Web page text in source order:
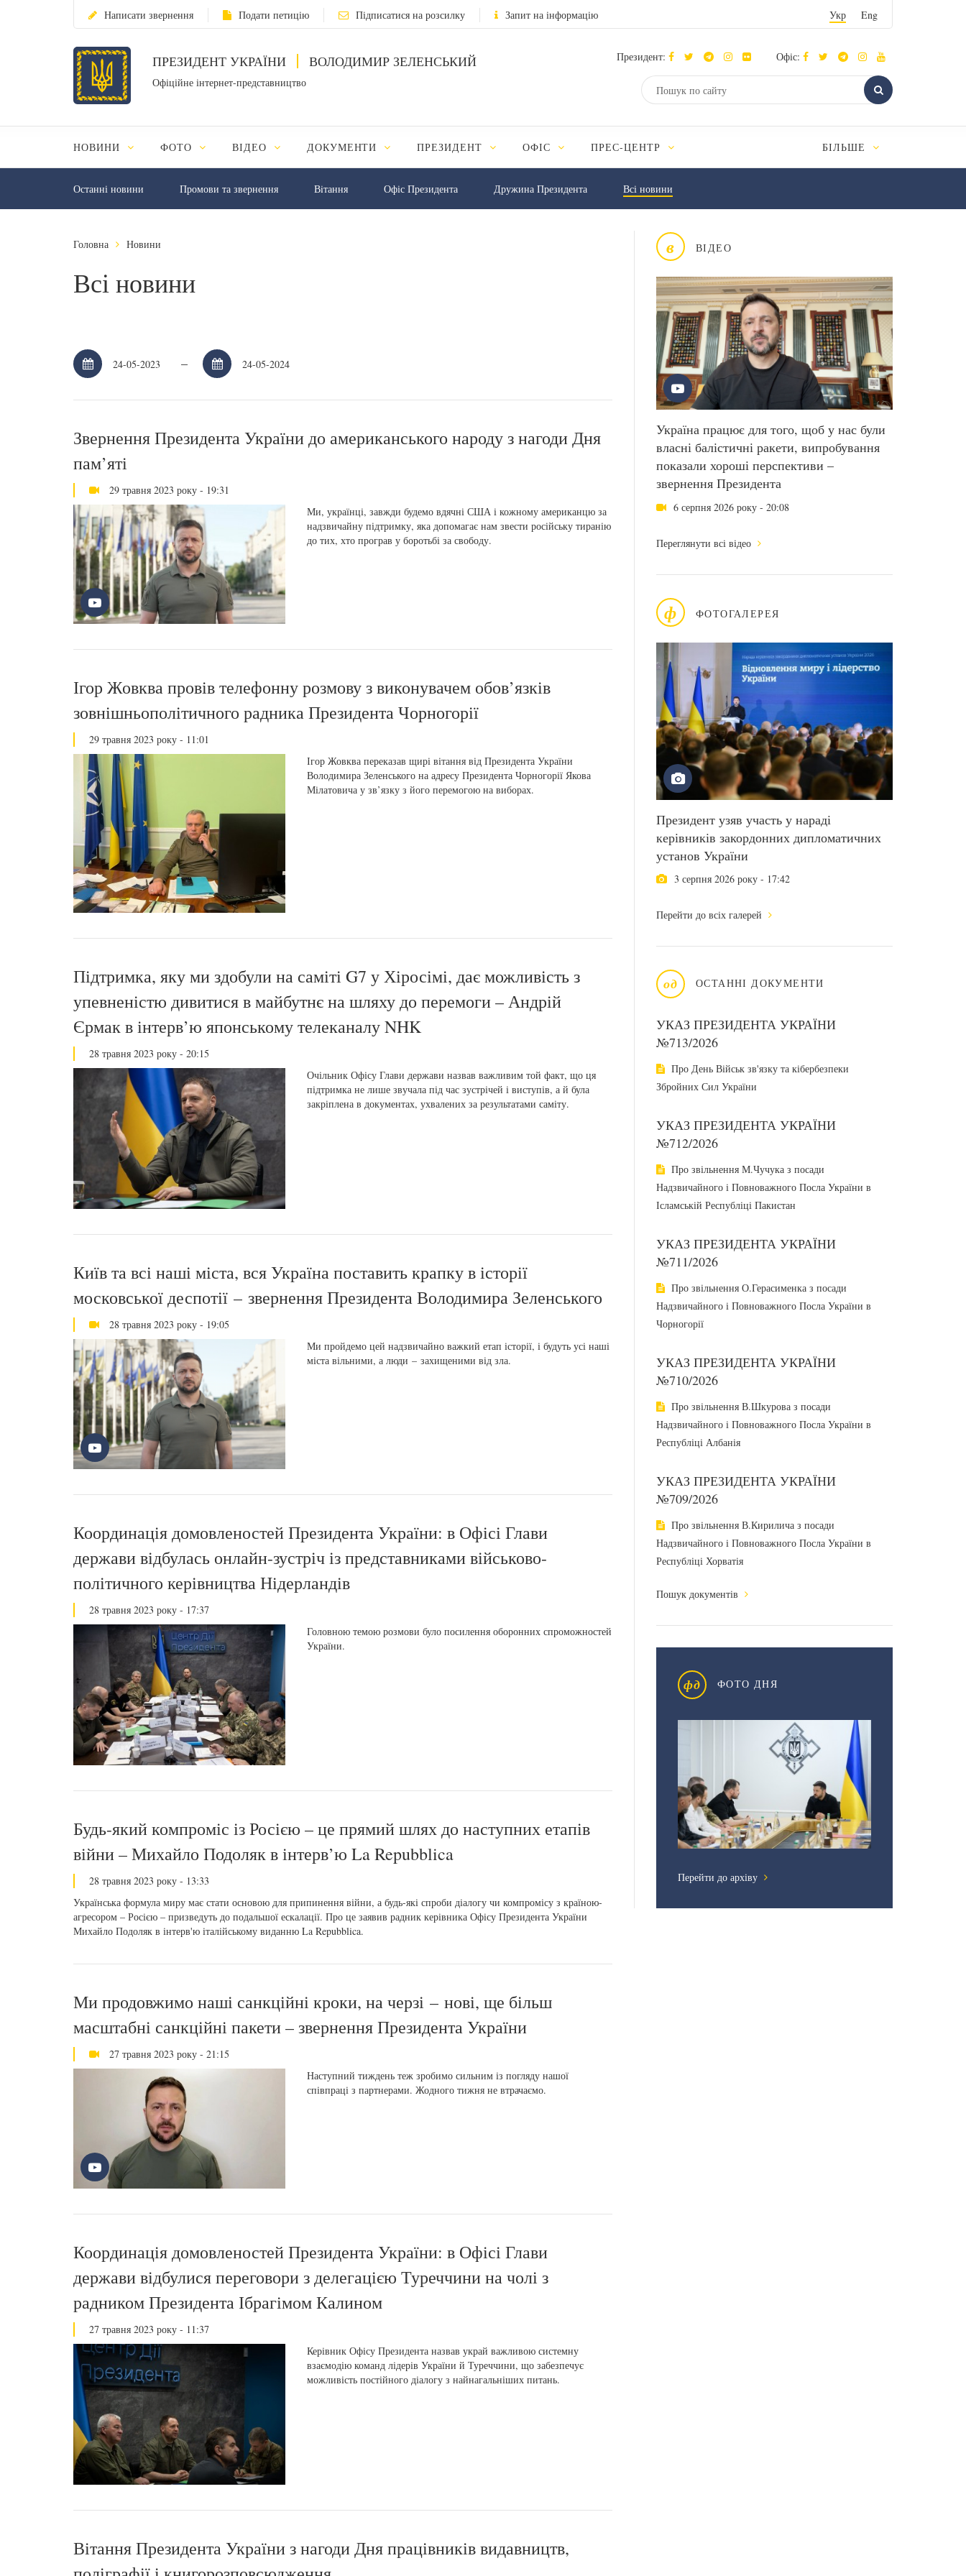
Написати звернення Подати петицію Підписатися на розсилку Запит на інформацію Укр Eng
ПРЕЗИДЕНТ УКРАЇНИ ВОЛОДИМИР ЗЕЛЕНСЬКИЙ
Офіційне інтернет-представництво
Президент: Офіс:
НОВИНИ ФОТО ВІДЕО ДОКУМЕНТИ ПРЕЗИДЕНТ ОФІС ПРЕС-ЦЕНТР БІЛЬШЕ
Останні новини Промови та звернення Вiтання Офіс Президента Дружина Президента Всі новини
в ВІДЕО
Україна працює для того, щоб у нас були
власні балістичні ракети, випробування
показали хороші перспективи –
звернення Президента
6 серпня 2026 року - 20:08
Переглянути всі відео
ф ФОТОГАЛЕРЕЯ
Президент узяв участь у нараді
керівників закордонних дипломатичних
установ України
3 серпня 2026 року - 17:42
Перейти до всіх галерей
од ОСТАННІ ДОКУМЕНТИ
УКАЗ ПРЕЗИДЕНТА УКРАЇНИ
№713/2026
Про День Військ зв'язку та кібербезпеки
Збройних Сил України
УКАЗ ПРЕЗИДЕНТА УКРАЇНИ
№712/2026
Про звільнення М.Чучука з посади
Надзвичайного і Повноважного Посла України в
Ісламській Республіці Пакистан
УКАЗ ПРЕЗИДЕНТА УКРАЇНИ
№711/2026
Про звільнення О.Герасименка з посади
Надзвичайного і Повноважного Посла України в
Чорногорії
УКАЗ ПРЕЗИДЕНТА УКРАЇНИ
№710/2026
Про звільнення В.Шкурова з посади
Надзвичайного і Повноважного Посла України в
Республіці Албанія
УКАЗ ПРЕЗИДЕНТА УКРАЇНИ
№709/2026
Про звільнення В.Кирилича з посади
Надзвичайного і Повноважного Посла України в
Республіці Хорватія
Пошук документів
фд ФОТО ДНЯ
Перейти до архіву
Головна Новини
Всі новини
–
Звернення Президента України до американського народу з нагоди Дня
пам’яті
29 травня 2023 року - 19:31
Ми, українці, завжди будемо вдячні США і кожному американцю за
надзвичайну підтримку, яка допомагає нам звести російську тиранію
до тих, хто програв у боротьбі за свободу.
Ігор Жовква провів телефонну розмову з виконувачем обов’язків
зовнішньополітичного радника Президента Чорногорії
29 травня 2023 року - 11:01
Ігор Жовква переказав щирі вітання від Президента України
Володимира Зеленського на адресу Президента Чорногорії Якова
Мілатовича у зв’язку з його перемогою на виборах.
Підтримка, яку ми здобули на саміті G7 у Хіросімі, дає можливість з
упевненістю дивитися в майбутнє на шляху до перемоги – Андрій
Єрмак в інтерв’ю японському телеканалу NHK
28 травня 2023 року - 20:15
Очільник Офісу Глави держави назвав важливим той факт, що ця
підтримка не лише звучала під час зустрічей і виступів, а й була
закріплена в документах, ухвалених за результатами саміту.
Київ та всі наші міста, вся Україна поставить крапку в історії
московської деспотії – звернення Президента Володимира Зеленського
28 травня 2023 року - 19:05
Ми пройдемо цей надзвичайно важкий етап історії, і будуть усі наші
міста вільними, а люди – захищеними від зла.
Координація домовленостей Президента України: в Офісі Глави
держави відбулась онлайн-зустріч із представниками військово-
політичного керівництва Нідерландів
28 травня 2023 року - 17:37
Головною темою розмови було посилення оборонних спроможностей
України.
Будь-який компроміс із Росією – це прямий шлях до наступних етапів
війни – Михайло Подоляк в інтерв’ю La Repubblica
28 травня 2023 року - 13:33
Українська формула миру має стати основою для припинення війни, а будь-які спроби діалогу чи компромісу з країною-
агресором – Росією – призведуть до подальшої ескалації. Про це заявив радник керівника Офісу Президента України
Михайло Подоляк в інтерв'ю італійському виданню La Repubblica.
Ми продовжимо наші санкційні кроки, на черзі – нові, ще більш
масштабні санкційні пакети – звернення Президента України
27 травня 2023 року - 21:15
Наступний тиждень теж зробимо сильним із погляду нашої
співпраці з партнерами. Жодного тижня не втрачаємо.
Координація домовленостей Президента України: в Офісі Глави
держави відбулися переговори з делегацією Туреччини на чолі з
радником Президента Ібрагімом Калином
27 травня 2023 року - 11:37
Керівник Офісу Президента назвав украй важливою системну
взаємодію команд лідерів України й Туреччини, що забезпечує
можливість постійного діалогу з найнагальніших питань.
Вітання Президента України з нагоди Дня працівників видавництв,